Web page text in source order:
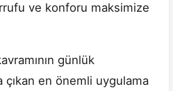
ve konforu maksimize
günlük
çıkan en önemli uygulama